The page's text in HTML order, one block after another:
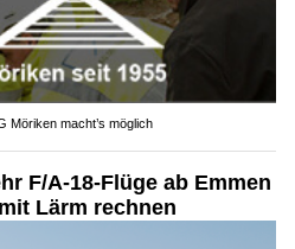
Möriken macht’s möglich
F/A-18-Flüge ab Emmen
Lärm rechnen